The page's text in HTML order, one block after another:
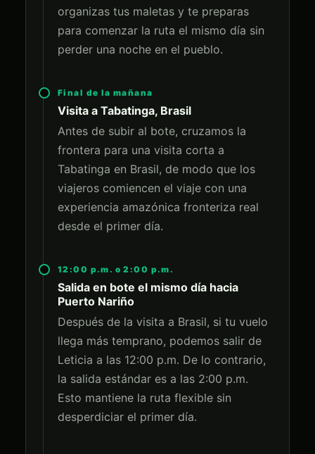
organizas tus maletas y te preparas
para comenzar la ruta el mismo día sin
perder una noche en el pueblo.
Final de la mañana
Visita a Tabatinga, Brasil
Antes de subir al bote, cruzamos la
frontera para una visita corta a
Tabatinga en Brasil, de modo que los
viajeros comiencen el viaje con una
experiencia amazónica fronteriza real
desde el primer día.
12:00 p.m. o 2:00 p.m.
Salida en bote el mismo día hacia
Puerto Nariño
Después de la visita a Brasil, si tu vuelo
llega más temprano, podemos salir de
Leticia a las 12:00 p.m. De lo contrario,
la salida estándar es a las 2:00 p.m.
Esto mantiene la ruta flexible sin
desperdiciar el primer día.